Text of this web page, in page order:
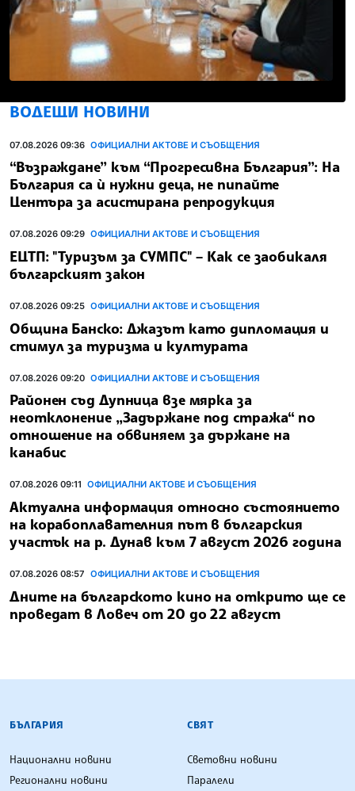
ВОДЕЩИ НОВИНИ
07.08.2026 09:36 ОФИЦИАЛНИ АКТОВЕ И СЪОБЩЕНИЯ
“Възраждане” към “Прогресивна България”: На
България са ѝ нужни деца, не пипайте
Центъра за асистирана репродукция
07.08.2026 09:29 ОФИЦИАЛНИ АКТОВЕ И СЪОБЩЕНИЯ
ЕЦТП: "Туризъм за СУМПС" – Как се заобикаля
българският закон
07.08.2026 09:25 ОФИЦИАЛНИ АКТОВЕ И СЪОБЩЕНИЯ
Община Банско: Джазът като дипломация и
стимул за туризма и културата
07.08.2026 09:20 ОФИЦИАЛНИ АКТОВЕ И СЪОБЩЕНИЯ
Районен съд Дупница взе мярка за
неотклонение „Задържане под стража“ по
отношение на обвиняем за държане на
канабис
07.08.2026 09:11 ОФИЦИАЛНИ АКТОВЕ И СЪОБЩЕНИЯ
Актуална информация относно състоянието
на корабоплавателния път в българския
участък на р. Дунав към 7 август 2026 година
07.08.2026 08:57 ОФИЦИАЛНИ АКТОВЕ И СЪОБЩЕНИЯ
Дните на българското кино на открито ще се
проведат в Ловеч от 20 до 22 август
БЪЛГАРСКА ТЕЛЕГРАФНА АГЕНЦИЯ
БЪЛГАРИЯ
Национални новини
Регионални новини
СВЯТ
Световни новини
Паралели